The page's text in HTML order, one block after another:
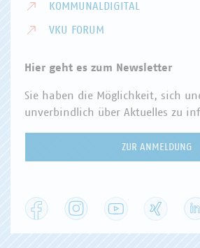
KOMMUNALDIGITAL
VKU FORUM
Hier geht es zum Newsletter
Sie haben die Möglichkeit, sich
unverbindlich über Aktuelles zu
ZUR ANMELDUNG
Facebook Instagram YouTube